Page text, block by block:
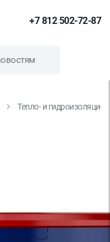
+7 812 502-72-87
Тепло- и